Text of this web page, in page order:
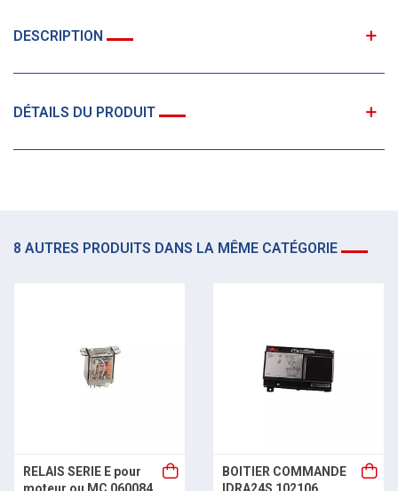
DESCRIPTION
DÉTAILS DU PRODUIT
8 AUTRES PRODUITS DANS LA MÊME CATÉGORIE
RELAIS SERIE E pour
moteur ou MC 060084
BOITIER COMMANDE
IDRA24S 102106